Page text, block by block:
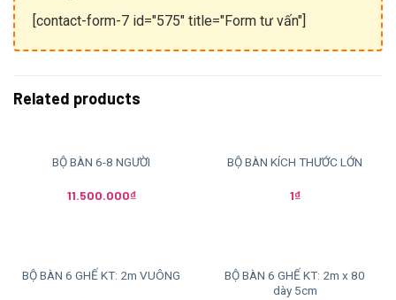
[contact-form-7 id="575" title="Form tư vấn"]
Related products
BỘ BÀN 6-8 NGƯỜI
11.500.000₫
BỘ BÀN KÍCH THƯỚC LỚN
1₫
BỘ BÀN 6 GHẾ KT: 2m VUÔNG
BỘ BÀN 6 GHẾ KT: 2m x 80
dày 5cm